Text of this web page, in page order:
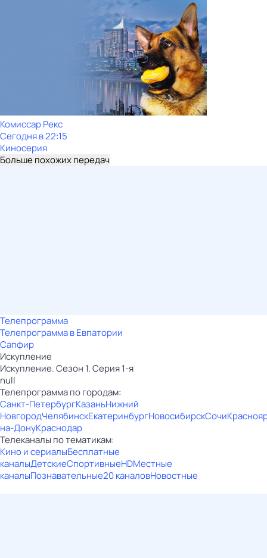
Комиссар Рекс
Сегодня в 22:15
Киносерия
Больше похожих передач
Телепрограмма
Телепрограмма в Евпатории
Сапфир
Искупление
Искупление. Сезон 1. Серия 1-я
null
Телепрограмма по городам:
Санкт-ПетербургКазаньНижний
НовгородЧелябинскЕкатеринбургНовосибирскСочи
на-ДонуКраснодар
Телеканалы по тематикам:
Кино и сериалыБесплатные
каналыДетскиеСпортивныеHDМестные
каналыПознавательные20 каналовНовостные